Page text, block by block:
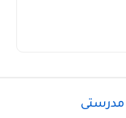
مدرستى